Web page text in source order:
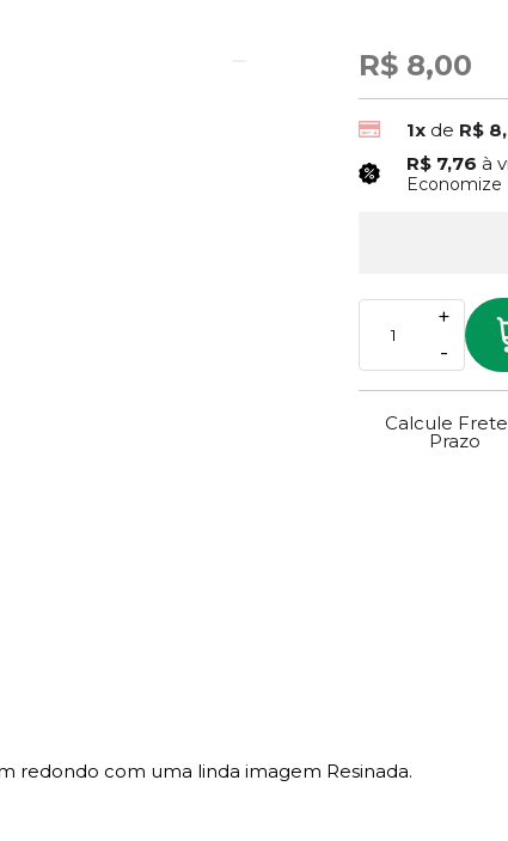
R$ 8,00
1x de R$
R$ 7,76 à
Economize
-
+
Calcule
Prazo
redondo com uma linda imagem Resinada.